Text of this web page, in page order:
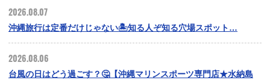
2026.08.07
沖縄旅行は定番だけじゃない🏝️知る人ぞ知る穴場スポット…
2026.08.06
台風の日はどう過ごす？🤔【沖縄マリンスポーツ専門店★水納島